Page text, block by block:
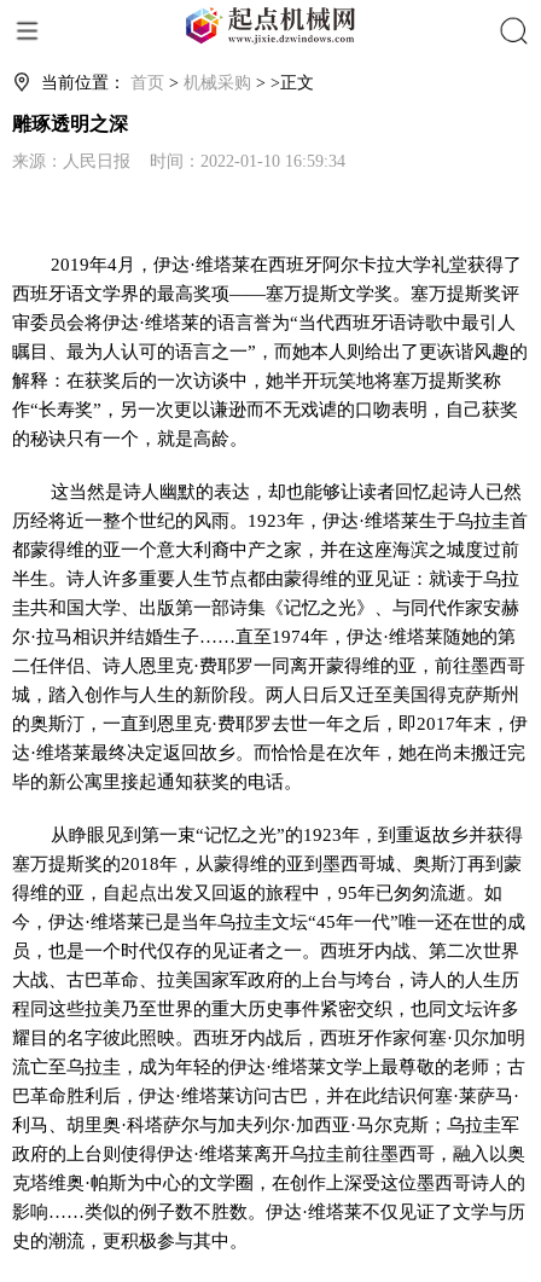
当前位置： 首页 > 机械采购 > >正文
雕琢透明之深
来源：人民日报 时间：2022-01-10 16:59:34
2019年4月，伊达·维塔莱在西班牙阿尔卡拉大学礼堂获得了
西班牙语文学界的最高奖项——塞万提斯文学奖。塞万提斯奖评
审委员会将伊达·维塔莱的语言誉为“当代西班牙语诗歌中最引人
瞩目、最为人认可的语言之一”，而她本人则给出了更诙谐风趣的
解释：在获奖后的一次访谈中，她半开玩笑地将塞万提斯奖称
作“长寿奖”，另一次更以谦逊而不无戏谑的口吻表明，自己获奖
的秘诀只有一个，就是高龄。
这当然是诗人幽默的表达，却也能够让读者回忆起诗人已然
历经将近一整个世纪的风雨。1923年，伊达·维塔莱生于乌拉圭首
都蒙得维的亚一个意大利裔中产之家，并在这座海滨之城度过前
半生。诗人许多重要人生节点都由蒙得维的亚见证：就读于乌拉
圭共和国大学、出版第一部诗集《记忆之光》、与同代作家安赫
尔·拉马相识并结婚生子……直至1974年，伊达·维塔莱随她的第
二任伴侣、诗人恩里克·费耶罗一同离开蒙得维的亚，前往墨西哥
城，踏入创作与人生的新阶段。两人日后又迁至美国得克萨斯州
的奥斯汀，一直到恩里克·费耶罗去世一年之后，即2017年末，伊
达·维塔莱最终决定返回故乡。而恰恰是在次年，她在尚未搬迁完
毕的新公寓里接起通知获奖的电话。
从睁眼见到第一束“记忆之光”的1923年，到重返故乡并获得
塞万提斯奖的2018年，从蒙得维的亚到墨西哥城、奥斯汀再到蒙
得维的亚，自起点出发又回返的旅程中，95年已匆匆流逝。如
今，伊达·维塔莱已是当年乌拉圭文坛“45年一代”唯一还在世的成
员，也是一个时代仅存的见证者之一。西班牙内战、第二次世界
大战、古巴革命、拉美国家军政府的上台与垮台，诗人的人生历
程同这些拉美乃至世界的重大历史事件紧密交织，也同文坛许多
耀目的名字彼此照映。西班牙内战后，西班牙作家何塞·贝尔加明
流亡至乌拉圭，成为年轻的伊达·维塔莱文学上最尊敬的老师；古
巴革命胜利后，伊达·维塔莱访问古巴，并在此结识何塞·莱萨马·
利马、胡里奥·科塔萨尔与加夫列尔·加西亚·马尔克斯；乌拉圭军
政府的上台则使得伊达·维塔莱离开乌拉圭前往墨西哥，融入以奥
克塔维奥·帕斯为中心的文学圈，在创作上深受这位墨西哥诗人的
影响……类似的例子数不胜数。伊达·维塔莱不仅见证了文学与历
史的潮流，更积极参与其中。